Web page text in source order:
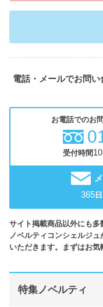
電話・メールでお問
お電話でのお
受付時間
365日
サイト掲載商品以外にも多
ノベルティコンシェルジ
いただきます。まずはお気
特集ノベルティ